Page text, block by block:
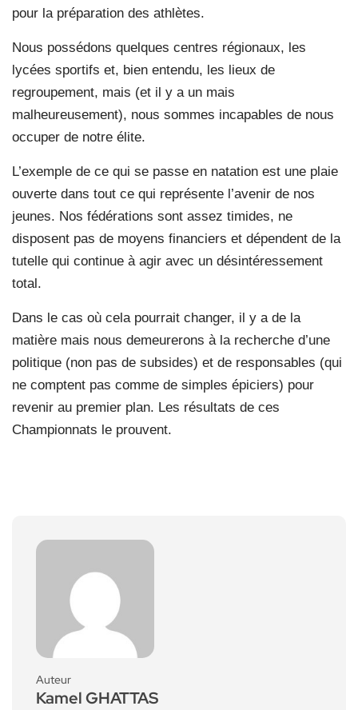
pour la préparation des athlètes.
Nous possédons quelques centres régionaux, les
lycées sportifs et, bien entendu, les lieux de
regroupement, mais (et il y a un mais
malheureusement), nous sommes incapables de nous
occuper de notre élite.
L’exemple de ce qui se passe en natation est une plaie
ouverte dans tout ce qui représente l’avenir de nos
jeunes. Nos fédérations sont assez timides, ne
disposent pas de moyens financiers et dépendent de la
tutelle qui continue à agir avec un désintéressement
total.
Dans le cas où cela pourrait changer, il y a de la
matière mais nous demeurerons à la recherche d’une
politique (non pas de subsides) et de responsables (qui
ne comptent pas comme de simples épiciers) pour
revenir au premier plan. Les résultats de ces
Championnats le prouvent.
Auteur
Kamel GHATTAS